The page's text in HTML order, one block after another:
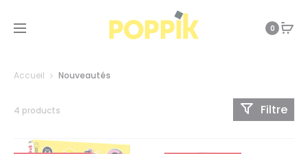
0
Accueil Nouveautés
4 products Filtre